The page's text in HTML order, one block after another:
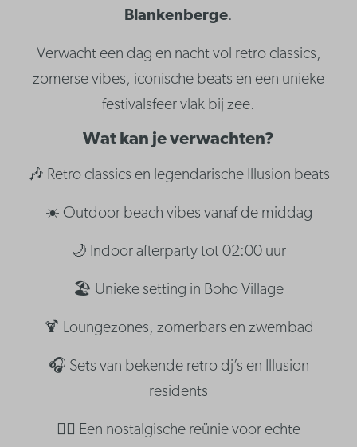
Blankenberge.
Verwacht een dag en nacht vol retro classics,
zomerse vibes, iconische beats en een unieke
festivalsfeer vlak bij zee.
Wat kan je verwachten?
🎶 Retro classics en legendarische Illusion beats
☀️ Outdoor beach vibes vanaf de middag
🌙 Indoor afterparty tot 02:00 uur
🏖️ Unieke setting in Boho Village
🍹 Loungezones, zomerbars en zwembad
🎧 Sets van bekende retro dj’s en Illusion
residents
👯‍♂️ Een nostalgische reünie voor echte